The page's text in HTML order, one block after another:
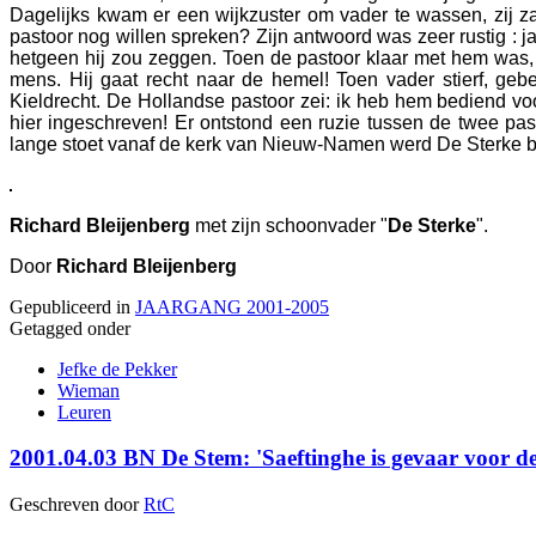
Dagelijks kwam er een wijkzuster om vader te wassen, zij
pastoor nog willen spreken? Zijn antwoord was zeer rustig :
hetgeen hij zou zeggen. Toen de pastoor klaar met hem
mens. Hij gaat recht naar de hemel! Toen vader stierf,
Kieldrecht. De Hollandse pastoor zei: ik heb hem bediend
hier ingeschreven! Er ontstond een ruzie tussen de twee
lange stoet vanaf de kerk van Nieuw-Namen werd De
Richard Bleijenberg met zijn schoonvader " De Sterke".
Door Richard Bleijenberg
Gepubliceerd in JAARGANG 2001-2005
Getagged onder
Jefke de Pekker
Wieman
Leuren
2001.04.03 BN De Stem: 'Saeftinghe is gevaar voor
Geschreven doorRtC